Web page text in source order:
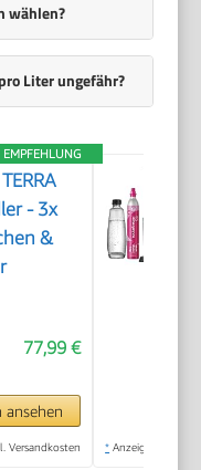
wählen?
Liter ungefähr?
EMPFEHLUNG
- 3x
&
77,99 €
ansehen
Versandkosten * Anzeige